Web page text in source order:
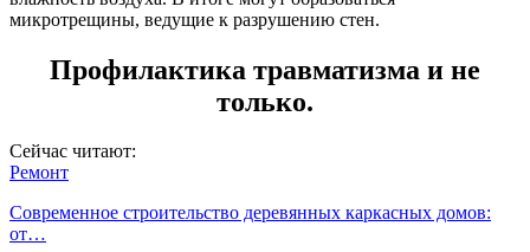
микротрещины, ведущие к разрушению стен.
Профилактика травматизма и не
только.
Сейчас читают:
Ремонт
Современное строительство деревянных каркасных домов:
от…